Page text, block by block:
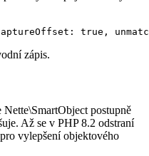
zápis.
postupně
Až se v PHP 8.2 odstraní
vylepšení objektového